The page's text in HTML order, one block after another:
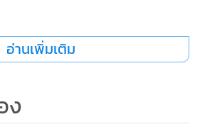
หายป่วยสะสม 674 รา ย ซึ่งตัวเลขจริง
พิ่ม 3 ราย เสียชีวิตสะสม 23 ราย ซึ่งเรา
งให้เป็นเลขสองหลักให้ได้ เพราะพื้นที่
เป็นวันแรก ที่ตัวเลขผู้ติดเชื้อใน กทม.
อ่านเพิ่มเติม
ง